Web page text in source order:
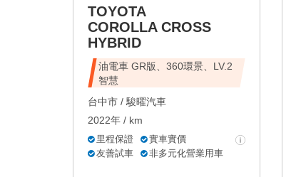
TOYOTA
COROLLA CROSS
HYBRID
油電車 GR版、360環景、LV.2
智慧
台中市 / 駿曜汽車
2022年 / km
里程保證
實車實價
友善試車
非多元化營業用車